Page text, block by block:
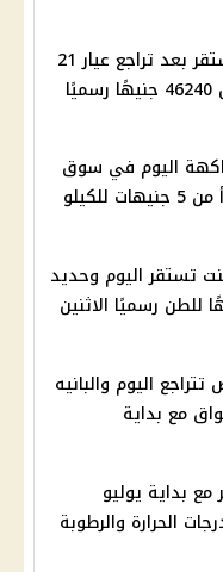
سعر الذهب اليوم يستقر بعد تراجع عيار 21
اليوم في سوق
العبور والطماطم تبدأ من 5 جنيهات للكيلو
تستقر اليوم وحديد
40171 جنيهًا للطن رسميًا الاثنين
اليوم والبانيه
مع بداية
بداية يوليو
الحرارة والرطوبة